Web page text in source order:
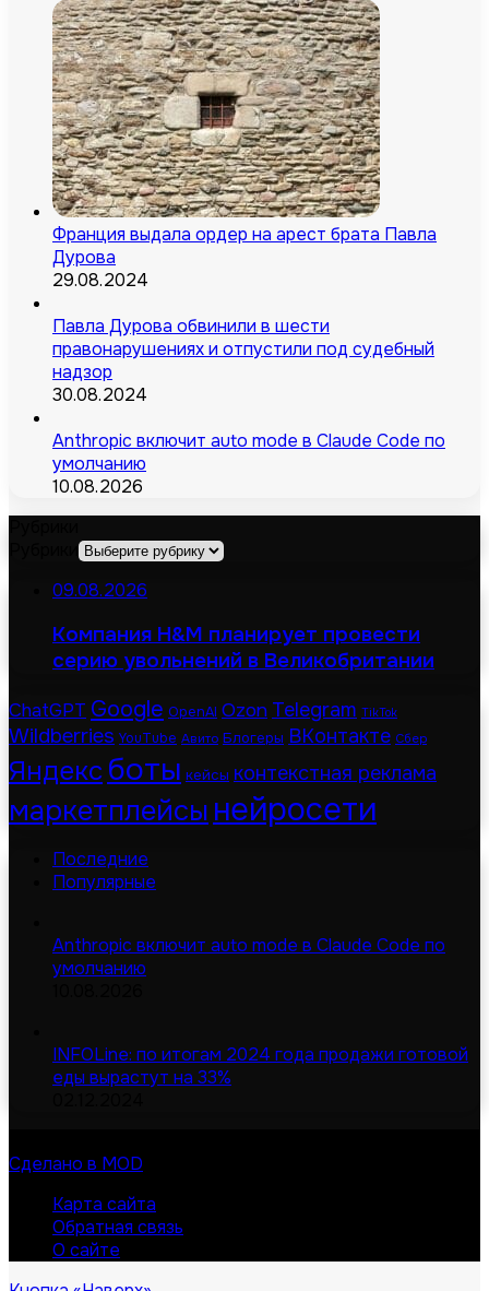
Франция выдала ордер на арест брата Павла
Дурова
29.08.2024
Павла Дурова обвинили в шести
правонарушениях и отпустили под судебный
надзор
30.08.2024
Anthropic включит auto mode в Claude Code по
умолчанию
10.08.2026
09.08.2026
Компания H&M планирует провести
серию увольнений в Великобритании
ChatGPT Google OpenAI Ozon Telegram TikTok
Wildberries YouTube Авито Блогеры ВКонтакте Сбер
Яндексботы кейсы контекстная реклама
маркетплейсы нейросети
Последние
Популярные
Anthropic включит auto mode в Claude Code по
умолчанию
INFOLine: по итогам 2024 года продажи готовой
еды вырастут на 33%
Сделано в MOD
Карта сайта
Обратная связь
О сайте